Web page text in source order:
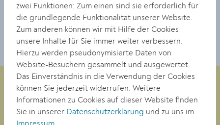
DOWNLOAD
Magistrat der Stadt Krems
Obere Landstraße 4
zwei Funktionen: Zum einen sind sie erforderlich für
die grundlegende Funktionalität unserer Website.
Zum anderen können wir mit Hilfe der Cookies
unsere Inhalte für Sie immer weiter verbessern.
Hierzu werden pseudonymisierte Daten von
Website-Besuchern gesammelt und ausgewertet.
Das Einverständnis in die Verwendung der Cookies
können Sie jederzeit widerrufen. Weitere
Informationen zu Cookies auf dieser Website finden
Sie in unserer Datenschutzerklärung und zu uns im